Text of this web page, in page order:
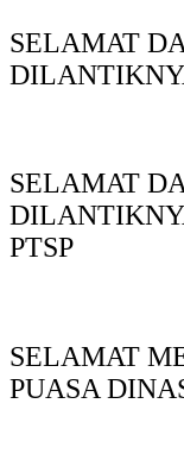
SELAMAT
SELAMAT
PTSP
SELAMAT
PUASA